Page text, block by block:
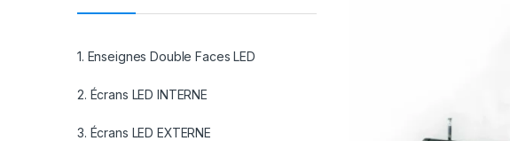
1. Enseignes Double Faces LED
2. Écrans LED INTERNE
3. Écrans LED EXTERNE